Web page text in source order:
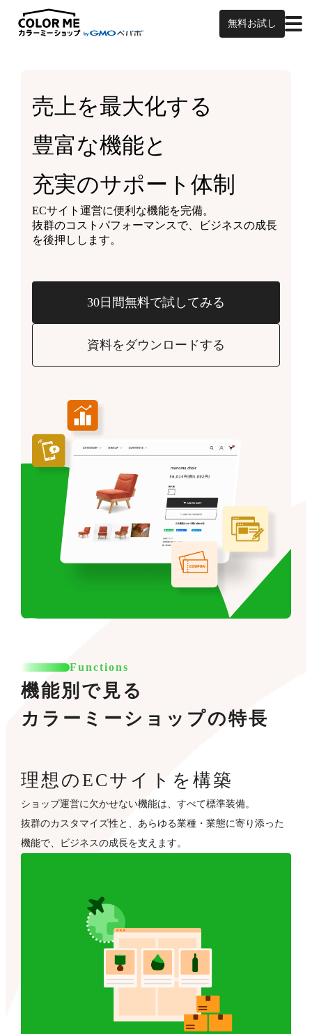
無料お試し
売上を最大化する
豊富な機能と
充実のサポート体制
ECサイト運営に便利な機能を完備。
抜群のコストパフォーマンスで、ビジネスの成長
を後押しします。
30日間無料で試してみる
資料をダウンロードする
Functions
機能別で見る
カラーミーショップの特長
理想のECサイトを構築
ショップ運営に欠かせない機能は、すべて標準装備。
抜群のカスタマイズ性と、あらゆる業種・業態に寄り添った
機能で、ビジネスの成長を支えます。